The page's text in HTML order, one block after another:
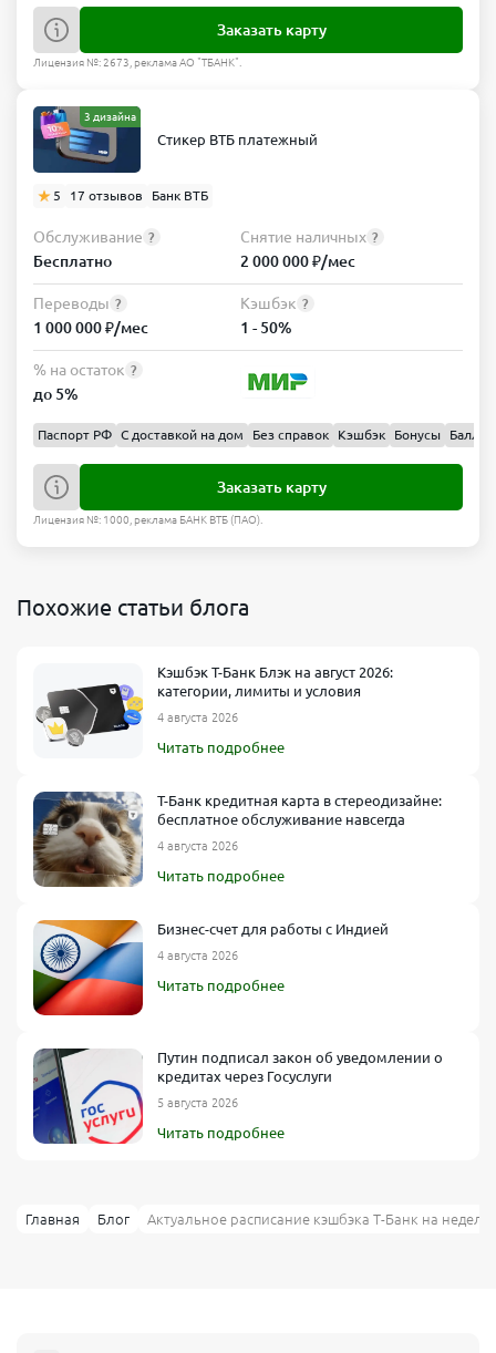
Заказать карту
Лицензия №: 2673, реклама АО "ТБАНК".
3 дизайна
Стикер ВТБ платежный
5 17 отзывов Банк ВТБ
Обслуживание ?
Бесплатно
Снятие наличных ?
2 000 000 ₽/мес
Переводы ?
1 000 000 ₽/мес
Кэшбэк ?
1 - 50%
% на остаток ?
до 5%
Паспорт РФ С доставкой на дом Без справок Кэшбэк Бонусы Баллы
Заказать карту
Лицензия №: 1000, реклама БАНК ВТБ (ПАО).
Похожие статьи блога
Кэшбэк Т-Банк Блэк на август 2026:
категории, лимиты и условия
4 августа 2026
Читать подробнее
Т-Банк кредитная карта в стереодизайне:
бесплатное обслуживание навсегда
4 августа 2026
Читать подробнее
Бизнес-счет для работы с Индией
4 августа 2026
Читать подробнее
Путин подписал закон об уведомлении о
кредитах через Госуслуги
5 августа 2026
Читать подробнее
Главная Блог Актуальное расписание кэшбэка Т-Банк на